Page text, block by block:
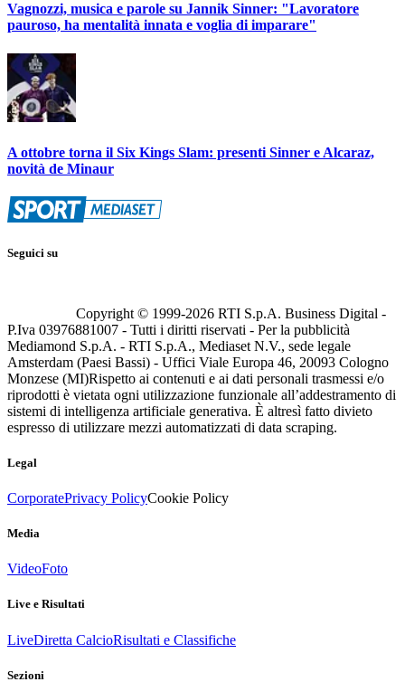
Vagnozzi, musica e parole su Jannik Sinner: "Lavoratore
pauroso, ha mentalità innata e voglia di imparare"
A ottobre torna il Six Kings Slam: presenti Sinner e Alcaraz,
novità de Minaur
Seguici su
Copyright © 1999-2026 RTI S.p.A. Business Digital -
P.Iva 03976881007 - Tutti i diritti riservati - Per la pubblicità
Mediamond S.p.A. - RTI S.p.A., Mediaset N.V., sede legale
Amsterdam (Paesi Bassi) - Uffici Viale Europa 46, 20093 Cologno
Monzese (MI)Rispetto ai contenuti e ai dati personali trasmessi e/o
riprodotti è vietata ogni utilizzazione funzionale all’addestramento di
sistemi di intelligenza artificiale generativa. È altresì fatto divieto
espresso di utilizzare mezzi automatizzati di data scraping.
Legal
CorporatePrivacy PolicyCookie Policy
Media
VideoFoto
Live e Risultati
LiveDiretta CalcioRisultati e Classifiche
Sezioni